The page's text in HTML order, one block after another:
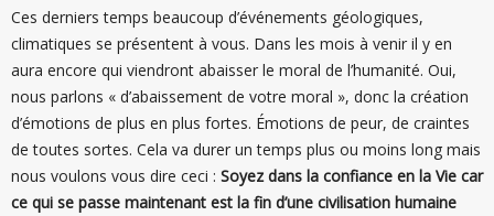
Ces derniers temps beaucoup d’événements géologiques,
climatiques se présentent à vous. Dans les mois à venir il y en
aura encore qui viendront abaisser le moral de l’humanité. Oui,
nous parlons « d’abaissement de votre moral », donc la création
d’émotions de plus en plus fortes. Émotions de peur, de craintes
de toutes sortes. Cela va durer un temps plus ou moins long mais
nous voulons vous dire ceci : Soyez dans la confiance en la Vie car
ce qui se passe maintenant est la fin d’une civilisation humaine